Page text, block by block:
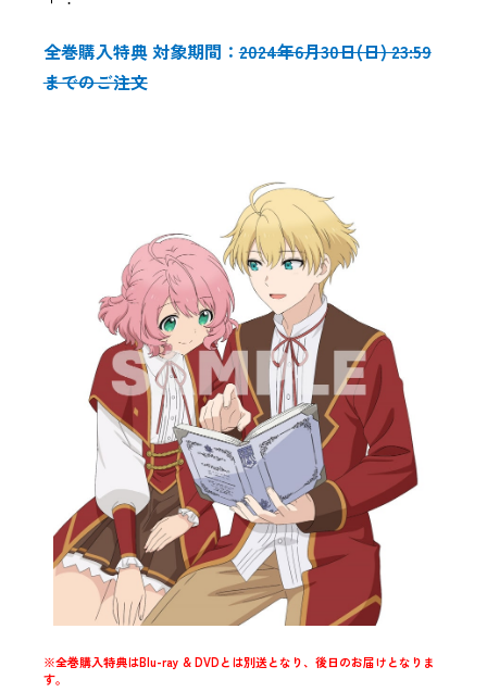
全巻購入特典 対象期間：2024年6月30日(日) 23:59
までのご注文
※全巻購入特典はBlu-ray & DVDとは別送となり、後日のお届けとなりま
す。